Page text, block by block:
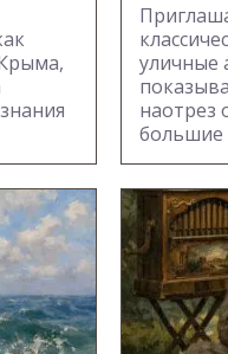
уличные
наотрез
большие